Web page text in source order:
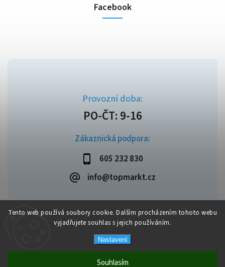
Tento web používá soubory cookie. Dalším procházením tohoto webu
vyjadřujete souhlas s jejich používáním.
Nastavení
Souhlasím
Zákaznická podpora:
605 232 830
info@topmarkt.cz
Facebook
Copyright 2026 Topmarkt.cz. Všechna práva vyhrazena.
VytvořilShoptet| Design